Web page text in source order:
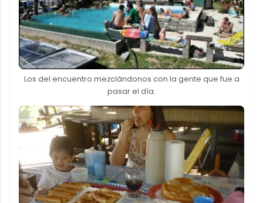
Los del encuentro mezclándonos con la gente que fue a
pasar el día.